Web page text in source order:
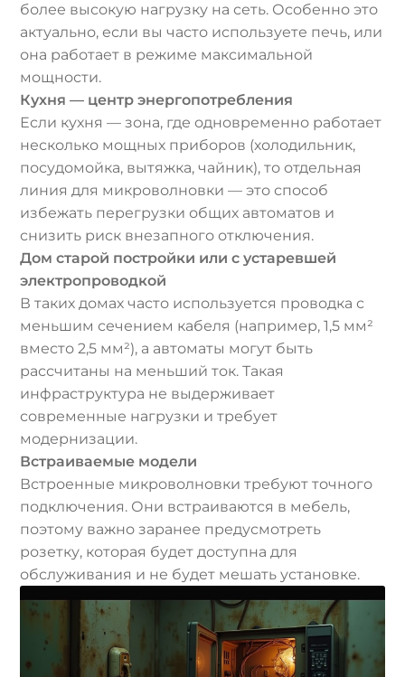
более высокую нагрузку на сеть. Особенно это
актуально, если вы часто используете печь, или
она работает в режиме максимальной
мощности.
Кухня — центр энергопотребления
Если кухня — зона, где одновременно работает
несколько мощных приборов (холодильник,
посудомойка, вытяжка, чайник), то отдельная
линия для микроволновки — это способ
избежать перегрузки общих автоматов и
снизить риск внезапного отключения.
Дом старой постройки или с устаревшей
электропроводкой
В таких домах часто используется проводка с
меньшим сечением кабеля (например, 1,5 мм²
вместо 2,5 мм²), а автоматы могут быть
рассчитаны на меньший ток. Такая
инфраструктура не выдерживает
современные нагрузки и требует
модернизации.
Встраиваемые модели
Встроенные микроволновки требуют точного
подключения. Они встраиваются в мебель,
поэтому важно заранее предусмотреть
розетку, которая будет доступна для
обслуживания и не будет мешать установке.